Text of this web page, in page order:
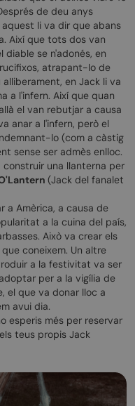
de deu anys
li va dir que abans
Així que tots dos van
diable se n'adonés, en
atrapant-lo de
en Jack li va
a l'infern. Així que quan
el van rebutjar a causa
anar a l'infern, però el
lo (com a càstig
sense ser admès enlloc.
construir una llanterna per
(Jack del fanalet
a Amèrica, a causa de
a la cuina del país,
Això va crear els
coneixem. Un altre
a la festivitat va ser
per a la vigília de
el que va donar lloc a
avui dia.
esperis més per reservar
teus propis Jack